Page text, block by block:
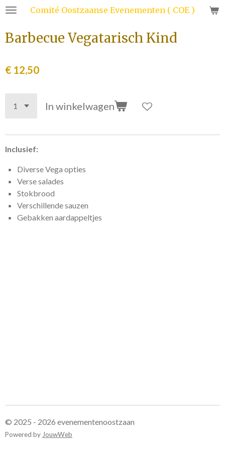
Ga
naar
Comité Oostzaanse Evenementen ( COE )
Barbecue Vegatarisch Kind
€ 12,50
In winkelwagen
Inclusief:
Diverse Vega opties
Verse salades
Stokbrood
Verschillende sauzen
Gebakken aardappeltjes
© 2025 - 2026 evenementenoostzaan
Powered by JouwWeb